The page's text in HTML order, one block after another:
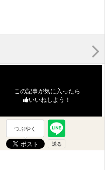
この記事が気に入ったら
いいねしよう！
つぶやく